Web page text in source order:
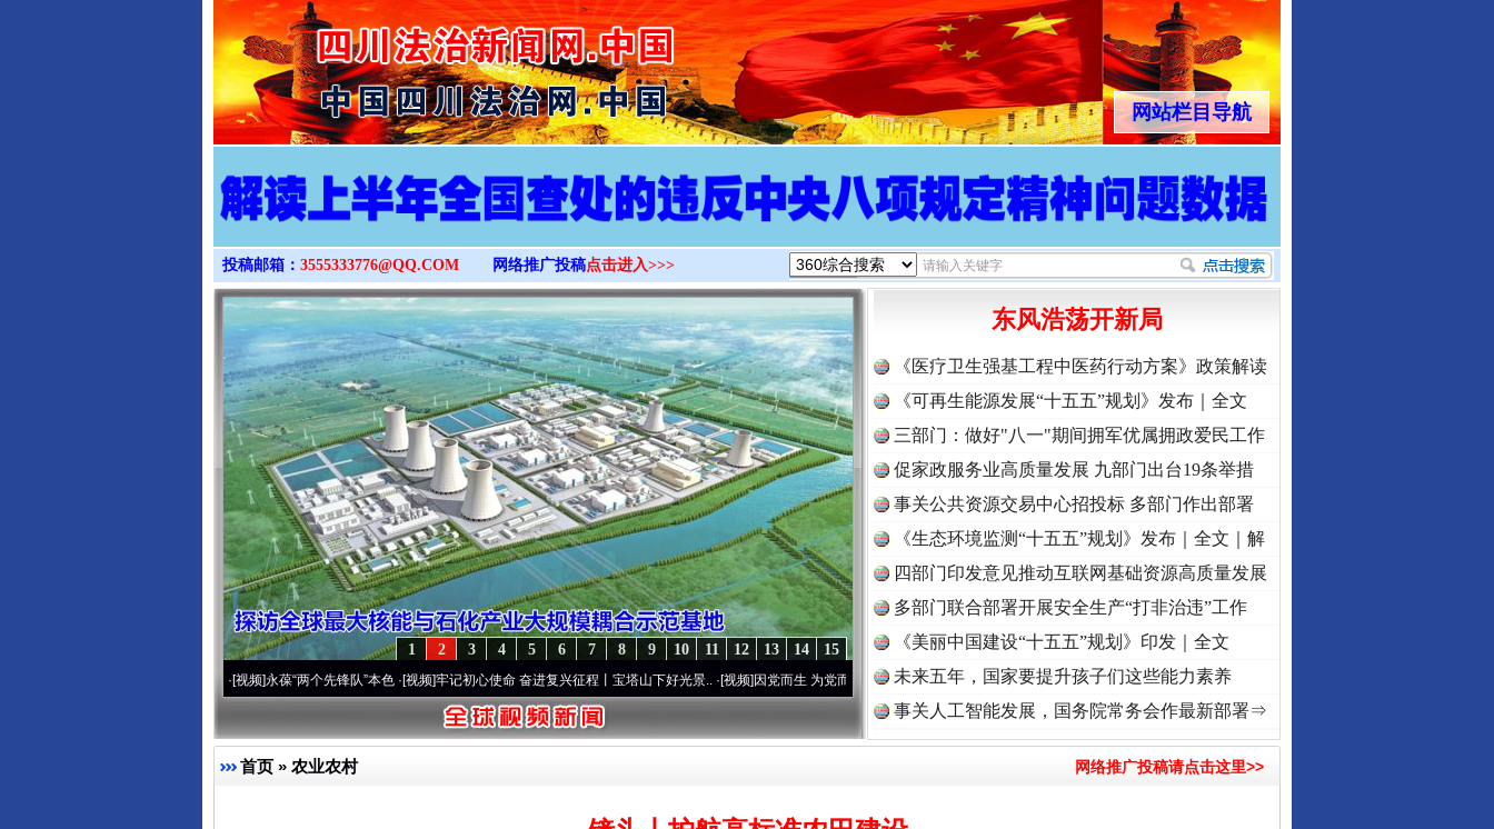
>
网站栏目导航
投稿邮箱： 3555333776@QQ.COM 网络推广投稿点击进入>>>
15
14
13
12
11
10
9
8
7
6
5
4
3
2
1
永葆“两个先锋队”本色·[视频]牢记初心使命 奋进复兴征程丨宝塔山下好光景..·[视频]因党而生 为党而战——百年“纪”事⑧加强纪律..·[视频] 牢记初心使命 奋进复兴征程丨“转折之城”激荡..
东风浩荡开新局
《医疗卫生强基工程中医药行动方案》政策解读
《可再生能源发展“十五五”规划》发布｜全文
三部门：做好"八一"期间拥军优属拥政爱民工作
促家政服务业高质量发展 九部门出台19条举措
事关公共资源交易中心招投标 多部门作出部署
《生态环境监测“十五五”规划》发布｜全文｜解
读
四部门印发意见推动互联网基础资源高质量发展
多部门联合部署开展安全生产“打非治违”工作
《美丽中国建设“十五五”规划》印发｜全文
未来五年，国家要提升孩子们这些能力素养
事关人工智能发展，国务院常务会作最新部署⇒
首页 » 农业农村 网络推广投稿请点击这里>>